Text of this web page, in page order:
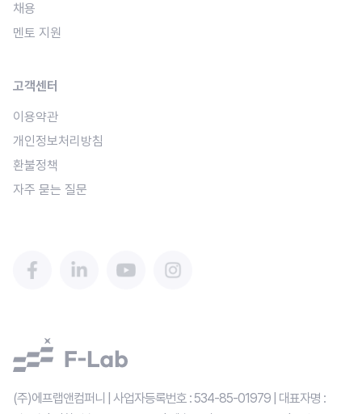
채용
멘토 지원
고객센터
이용약관
개인정보처리방침
환불정책
자주 묻는 질문
(주)에프랩앤컴퍼니 | 사업자등록번호 : 534-85-01979 | 대표자명 :